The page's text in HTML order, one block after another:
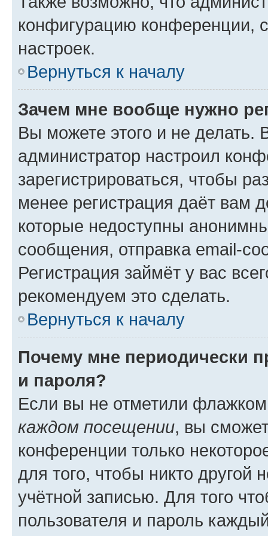
конфигурацию конференции,
настроек.
Вернуться к началу
Зачем мне вообще нужно
Вы можете этого и не делать.
администратор настроил
зарегистрироваться, чтобы
менее регистрация даёт вам
которые недоступны
сообщения, отправка email-
Регистрация займёт у вас
рекомендуем это сделать.
Вернуться к началу
Почему мне периодически
и пароля?
Если вы не отметили
каждом посещении, вы
конференции только
для того, чтобы никто другой
учётной записью. Для того
пользователя и пароль